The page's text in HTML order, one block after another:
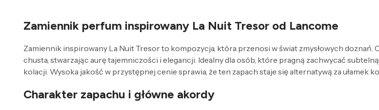
Zamiennik perfum inspirowany La Nuit Tresor od Lancome
Zamiennik inspirowany La Nuit Tresor to kompozycja, która przenosi w świat zmysłowych
chusta, stwarzając aurę tajemniczości i elegancji. Idealny dla osób, które pragną zachwycać
kolacji. Wysoka jakość w przystępnej cenie sprawia, że ten zapach staje się alternatywą za ułamek
Charakter zapachu i główne akordy